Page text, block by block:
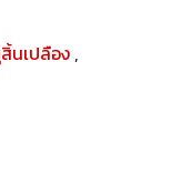
นเปลือง ,